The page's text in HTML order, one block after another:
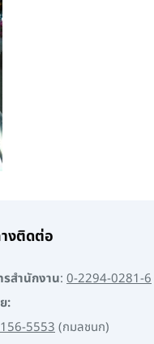
งติดต่อ
รสำนักงาน: 0-2294-0281-6
:
5553 (กมลชนก)